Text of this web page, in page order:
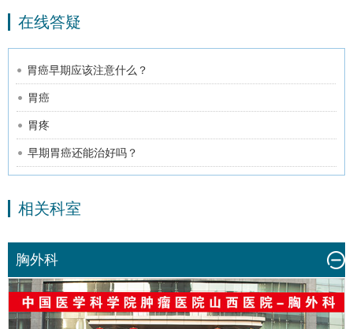
在线答疑
胃癌早期应该注意什么？
胃癌
胃疼
早期胃癌还能治好吗？
相关科室
胸外科